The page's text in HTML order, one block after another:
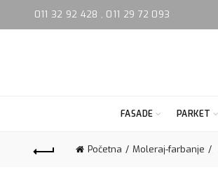
011 32 92 428 , 011 29 72 093
FASADE PARKET
Početna Moleraj-farbanje